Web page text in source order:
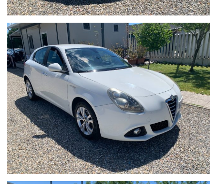
Auto Italia si scusa per eventuali imprecisioni dovessero
verificarsi nelle descrizioni dei veicoli offerti, che non
rappresentano pertanto impegno contrattuale. Per poter
offrire il massimo servizio è gradito un contatto telefonico per
ottenere conferma su dotazioni e disponibilità